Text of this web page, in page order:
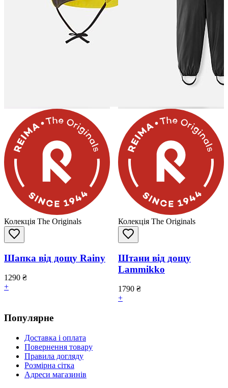
Колекція The Originals
Шапка від дощу Rainy
1290 ₴
+
Колекція The Originals
Штани від дощу
Lammikko
1790 ₴
+
Популярне
Доставка і оплата
Повернення товару
Правила догляду
Розмірна сітка
Адреси магазинів